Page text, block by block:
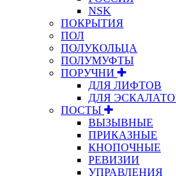
NSK
ПОКРЫТИЯ
ПОЛ
ПОЛУКОЛЬЦА
ПОЛУМУФТЫ
ПОРУЧНИ
ДЛЯ ЛИФТОВ
ДЛЯ
ПОСТЫ
ВЫЗЫВНЫЕ
ПРИКАЗНЫЕ
КНОПОЧНЫЕ
РЕВИЗИИ
УПРАВЛЕНИЯ